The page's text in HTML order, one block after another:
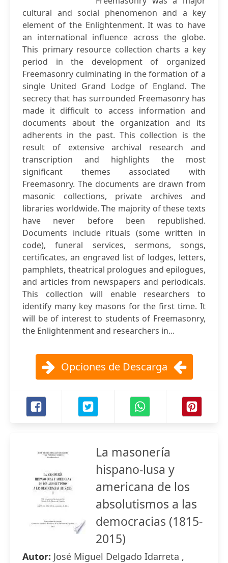
cultural and social phenomenon and a key
element of the Enlightenment. It was to have
an international influence across the globe.
This primary resource collection charts a key
period in the development of organized
Freemasonry culminating in the formation of a
single United Grand Lodge of England. The
secrecy that has surrounded Freemasonry has
made it difficult to access information and
documents about the organization and its
adherents in the past. This collection is the
result of extensive archival research and
transcription and highlights the most
significant themes associated with
Freemasonry. The documents are drawn from
masonic collections, private archives and
libraries worldwide. The majority of these texts
have never before been republished.
Documents include rituals (some written in
code), funeral services, sermons, songs,
certificates, an engraved list of lodges, letters,
pamphlets, theatrical prologues and epilogues,
and articles from newspapers and periodicals.
This collection will enable researchers to
identify many key masons for the first time. It
will be of interest to students of Freemasonry,
the Enlightenment and researchers in...
Opciones de Descarga
La masonería
hispano-lusa y
americana de los
absolutismos a las
democracias (1815-
2015)
Autor: José Miguel Delgado Idarreta ,